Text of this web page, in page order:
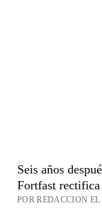
Seis años
Fortfast rectifica
POR REDACCION EL